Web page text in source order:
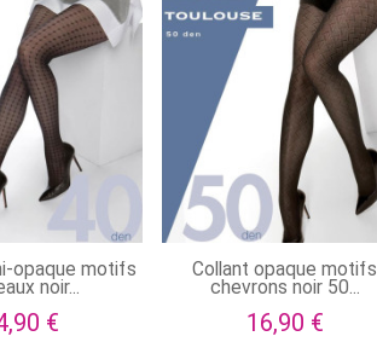
opaque motifs
noir...
€
Collant opaque motifs
chevrons noir 50...
16,90 €